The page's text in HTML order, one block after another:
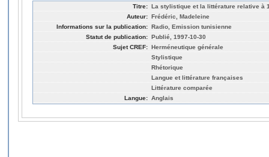
Titre: La stylistique et la littérature relative à
Auteur: Frédéric, Madeleine
Informations sur la publication: Radio, Emission tunisienne
Statut de publication: Publié, 1997-10-30
Sujet CREF: Herméneutique générale
Stylistique
Rhétorique
Langue et littérature françaises
Littérature comparée
Langue: Anglais